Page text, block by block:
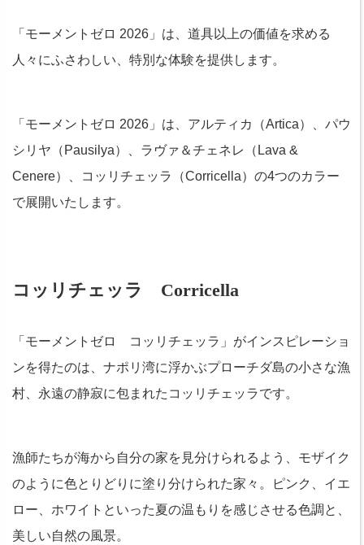
「モーメントゼロ 2026」は、道具以上の価値を求める
人々にふさわしい、特別な体験を提供します。
「モーメントゼロ 2026」は、アルティカ（Artica）、パウ
シリヤ（Pausilya）、ラヴァ＆チェネレ（Lava &
Cenere）、コッリチェッラ（Corricella）の4つのカラー
で展開いたします。
コッリチェッラ Corricella
「モーメントゼロ コッリチェッラ」がインスピレーショ
ンを得たのは、ナポリ湾に浮かぶプローチダ島の小さな漁
村、永遠の静寂に包まれたコッリチェッラです。
漁師たちが海から自分の家を見分けられるよう、モザイク
のように色とりどりに塗り分けられた家々。ピンク、イエ
ロー、ホワイトといった夏の温もりを感じさせる色調と、
美しい自然の風景。